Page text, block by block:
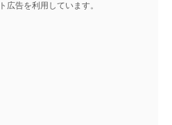
広告を利用しています。